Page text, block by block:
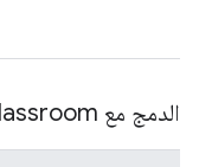
الدمج مع Google Classroom